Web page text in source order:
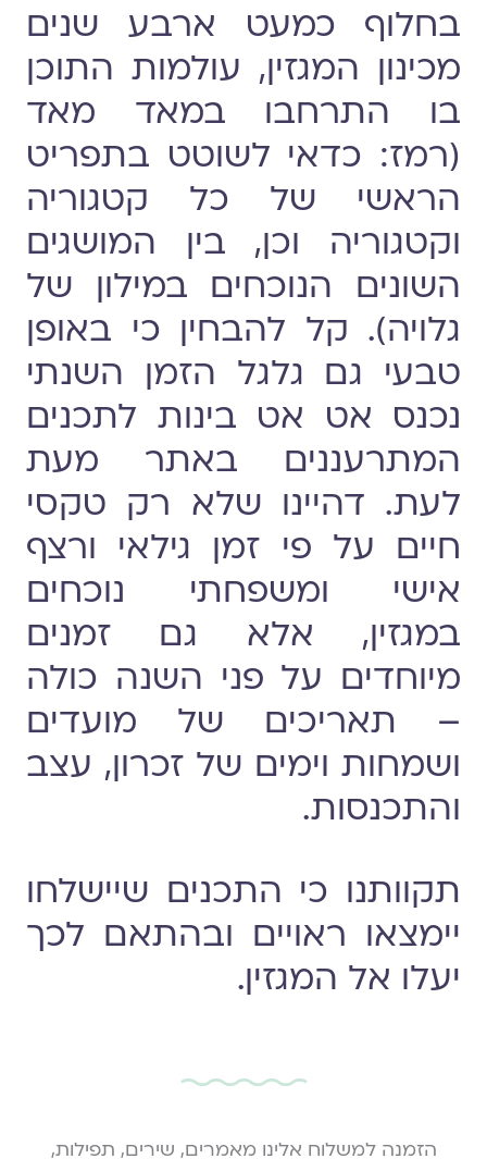
בחלוף כמעט ארבע שנים
מכינון המגזין, עולמות התוכן
בו התרחבו במאד מאד
(רמז: כדאי לשוטט בתפריט
הראשי של כל קטגוריה
וקטגוריה וכן, בין המושגים
השונים הנוכחים במילון של
גלויה). קל להבחין כי באופן
טבעי גם גלגל הזמן השנתי
נכנס אט אט בינות לתכנים
המתרעננים באתר מעת
לעת. דהיינו שלא רק טקסי
חיים על פי זמן גילאי ורצף
אישי ומשפחתי נוכחים
במגזין, אלא גם זמנים
מיוחדים על פני השנה כולה
– תאריכים של מועדים
ושמחות וימים של זכרון, עצב
והתכנסות.
תקוותנו כי התכנים שיישלחו
יימצאו ראויים ובהתאם לכך
יעלו אל המגזין.
הזמנה למשלוח אלינו מאמרים, שירים, תפילות,